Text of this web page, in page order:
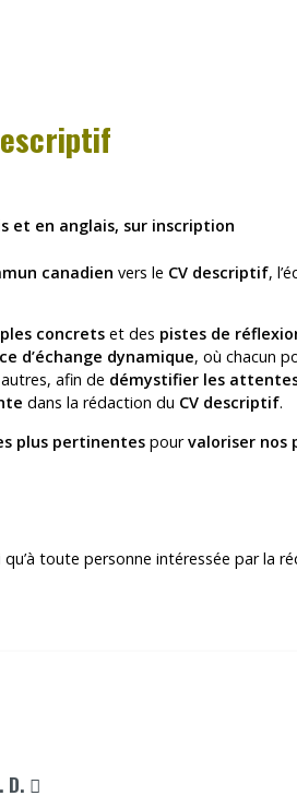
et en anglais, sur inscription
canadien vers le CV descriptif,
concretset des pistes de
d’échange dynamique, où chacun
afin de démystifier les attentes
dans la rédaction du CV descriptif.
plus pertinentespourvaloriser nos
toute personne intéressée par la
D. CE LIEN S'OUVRIRA DANS UNE